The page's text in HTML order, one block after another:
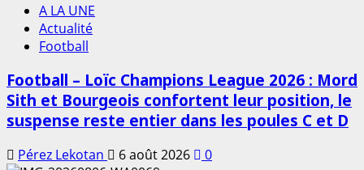
A LA UNE
Actualité
Football
Football – Loïc Champions League 2026 : Mord
Sith et Bourgeois confortent leur position, le
suspense reste entier dans les poules C et D
Pérez Lekotan 6 août 2026
0